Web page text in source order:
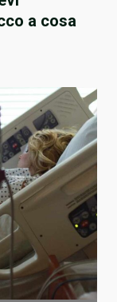
a cosa